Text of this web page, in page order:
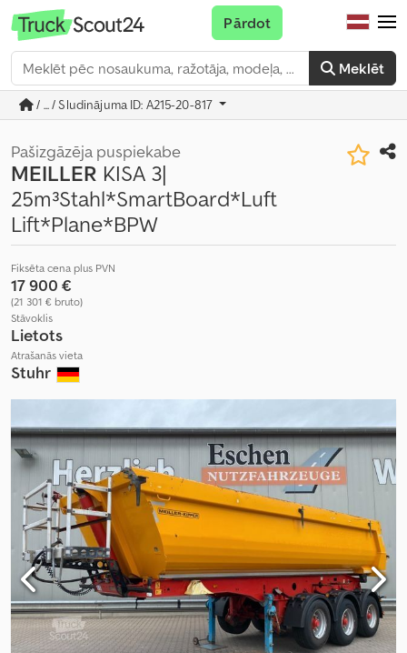
Meklēt
Pārdot
/ ... / Sludinājuma ID: A215-20-817
Pašizgāzēja puspiekabe
MEILLER KISA 3|
25m³Stahl*SmartBoard*Luft
Lift*Plane*BPW
Fiksēta cena plus PVN
17 900 €
(21 301 € bruto)
Stāvoklis
Lietots
Atrašanās vieta
Stuhr